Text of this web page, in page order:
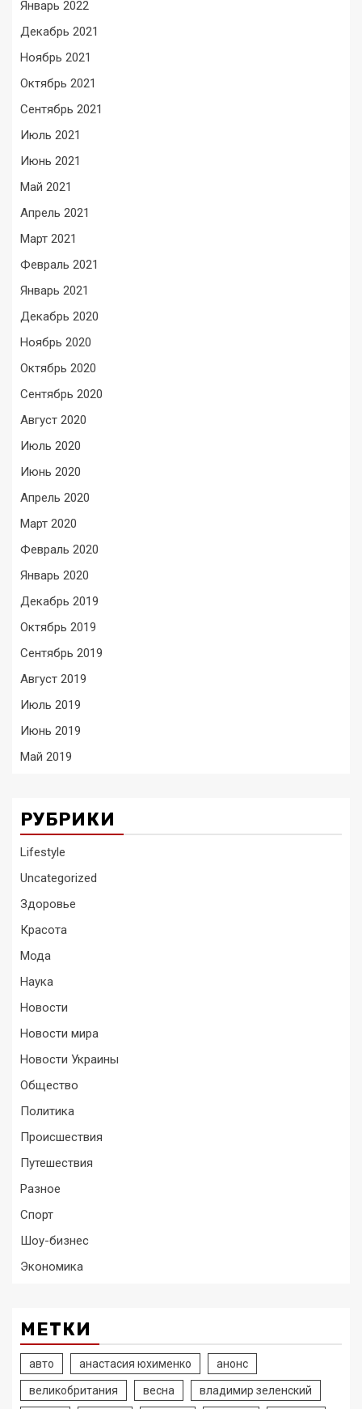
Январь 2022
Декабрь 2021
Ноябрь 2021
Октябрь 2021
Сентябрь 2021
Июль 2021
Июнь 2021
Май 2021
Апрель 2021
Март 2021
Февраль 2021
Январь 2021
Декабрь 2020
Ноябрь 2020
Октябрь 2020
Сентябрь 2020
Август 2020
Июль 2020
Июнь 2020
Апрель 2020
Март 2020
Февраль 2020
Январь 2020
Декабрь 2019
Октябрь 2019
Сентябрь 2019
Август 2019
Июль 2019
Июнь 2019
Май 2019
РУБРИКИ
Lifestyle
Uncategorized
Здоровье
Красота
Мода
Наука
Новости
Новости мира
Новости Украины
Общество
Политика
Происшествия
Путешествия
Разное
Спорт
Шоу-бизнес
Экономика
МЕТКИ
авто анастасия юхименко анонс
великобритания весна владимир зеленский